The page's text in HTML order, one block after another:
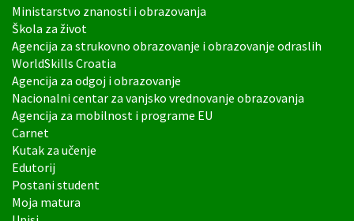
Ministarstvo znanosti i obrazovanja
Škola za život
Agencija za strukovno obrazovanje i obrazovanje odraslih
WorldSkills Croatia
Agencija za odgoj i obrazovanje
Nacionalni centar za vanjsko vrednovanje obrazovanja
Agencija za mobilnost i programe EU
Carnet
Kutak za učenje
Edutorij
Postani student
Moja matura